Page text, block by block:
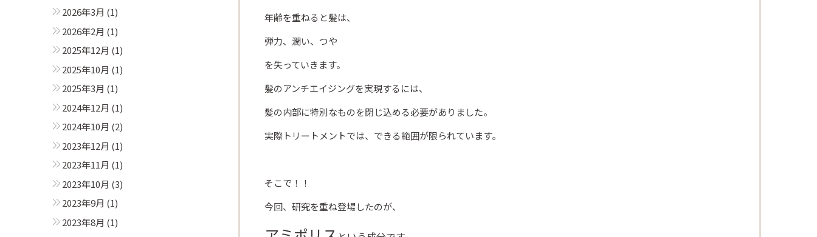
年齢を重ねると髪は、
弾力、潤い、つや
を失っていきます。
髪のアンチエイジングを実現するには、
髪の内部に特別なものを閉じ込める必要がありました。
実際トリートメントでは、できる範囲が限られています。
そこで！！
今回、研究を重ね登場したのが、
2026年3月 (1)
2026年2月 (1)
2025年12月 (1)
2025年10月 (1)
2025年3月 (1)
2024年12月 (1)
2024年10月 (2)
2023年12月 (1)
2023年11月 (1)
2023年10月 (3)
2023年9月 (1)
2023年8月 (1)